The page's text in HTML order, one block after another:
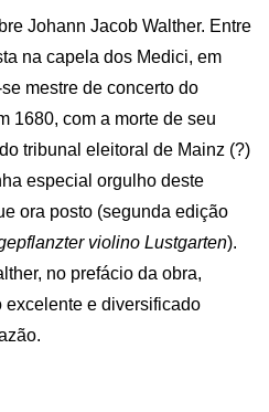
Johann Jacob Walther. Entre
na capela dos Medici, em
mestre de concerto do
1680, com a morte de seu
tribunal eleitoral de Mainz (?)
especial orgulho deste
ora posto (segunda edição
violino Lustgarten).
no prefácio da obra,
e diversificado